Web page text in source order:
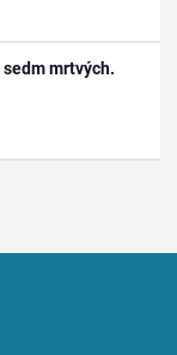
mrtvých.